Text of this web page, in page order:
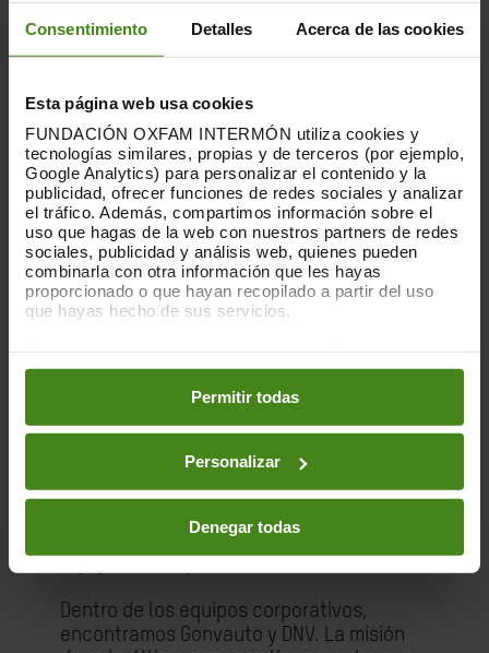
Consentimiento Detalles Acerca de las cookies
Esta página web usa cookies
FUNDACIÓN OXFAM INTERMÓN utiliza cookies y
tecnologías similares, propias y de terceros (por ejemplo,
Google Analytics) para personalizar el contenido y la
publicidad, ofrecer funciones de redes sociales y analizar
el tráfico. Además, compartimos información sobre el
uso que hagas de la web con nuestros partners de redes
sociales, publicidad y análisis web, quienes pueden
combinarla con otra información que les hayas
proporcionado o que hayan recopilado a partir del uso
que hayas hecho de sus servicios.
preferencias accediendo a nuestraPolítica de Cookieso
en los botones facilitados a continuación:
Permitir todas
Personalizar
Denegar todas
de las tres participantes del Team La
Fuga-Única. “Una de las cosas que más
nos animó a participar fue que el proyecto
normalmente las encargadas de ir a
buscar agua en estas zonas tan
vulnerables. Somos un equipo femenino y
nos sentimos hermanadas con las
beneficiarias del proyecto”.
Bicichichos: Ha sido el primer equipo en
inscribirse y en realizar la recaudación de
fondos. Equipo liderado por Salvador
Martínez Sánchez, colaborador de Oxfam
Qu4tro bikes: Tienda de bicicletas Trek de
participación de un equipo y, además,
ofrecen el servicio de fotografía
Equipos de empresa
Dentro de los equipos corporativos,
encontramos Gonvauto y DNV. La misión